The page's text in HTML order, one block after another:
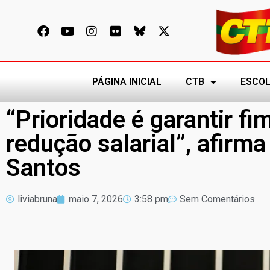
PÁGINA INICIAL CTB
“Prioridade é garantir
redução salarial”,
Santos
liviabruna maio 7, 2026 3:58 pm Sem Comentários